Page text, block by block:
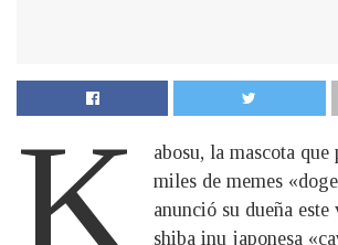
K
abosu, la mascota
miles de memes
anunció su dueña
shiba inu japonesa